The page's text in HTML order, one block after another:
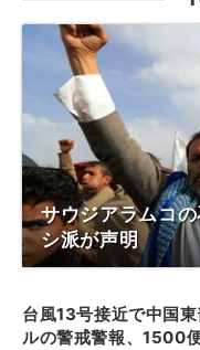
サウジアラムコ
シ派が声明
台風13号接近で中国
ルの警戒警報、1500